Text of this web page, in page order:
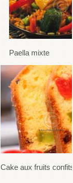
Paella mixte
Cake aux fruits confits